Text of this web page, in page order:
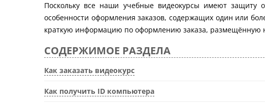
Поскольку все наши учебные видеокурсы имеют защиту
особенности оформления заказов, содержащих один или
краткую информацию по оформлению заказа, размещённую
СОДЕРЖИМОЕ РАЗДЕЛА
Как заказать видеокурс
Как получить ID компьютера